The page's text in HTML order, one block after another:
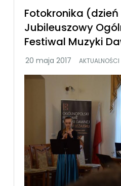
Fotokronika (dzień
Jubileuszowy
Festiwal Muzyki
AKTUALNOŚCI